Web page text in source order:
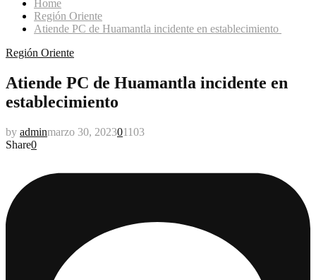
Home
Región Oriente
Atiende PC de Huamantla incidente en establecimiento
Región Oriente
Atiende PC de Huamantla incidente en
establecimiento
by adminmarzo 30, 202301103
Share0